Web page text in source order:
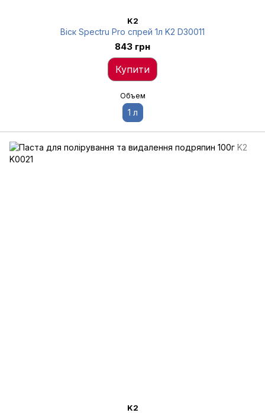
K2
Віск Spectru Pro спрей 1л K2 D30011
843 грн
Купити
Объем
1 л
K2